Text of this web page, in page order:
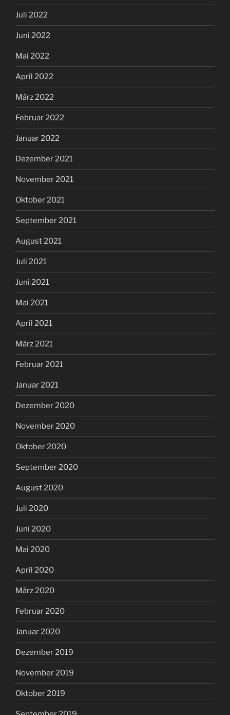
Juli 2022
Juni 2022
Mai 2022
April 2022
März 2022
Februar 2022
Januar 2022
Dezember 2021
November 2021
Oktober 2021
September 2021
August 2021
Juli 2021
Juni 2021
Mai 2021
April 2021
März 2021
Februar 2021
Januar 2021
Dezember 2020
November 2020
Oktober 2020
September 2020
August 2020
Juli 2020
Juni 2020
Mai 2020
April 2020
März 2020
Februar 2020
Januar 2020
Dezember 2019
November 2019
Oktober 2019